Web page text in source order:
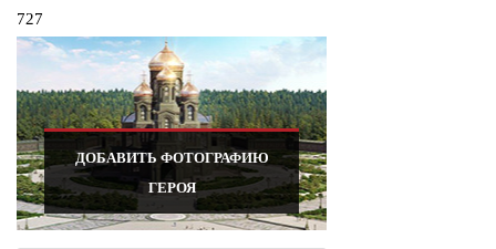
727
ДОБАВИТЬ ФОТОГРАФИЮ
ГЕРОЯ